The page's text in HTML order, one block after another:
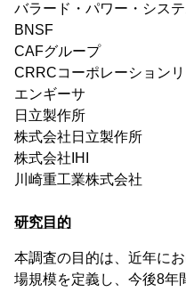
バラード・パワー・シス
BNSF
CAFグループ
CRRCコーポレーション
エンギーサ
日立製作所
株式会社日立製作所
株式会社IHI
川崎重工業株式会社
研究目的
本調査の目的は、近年に
場規模を定義し、今後8年